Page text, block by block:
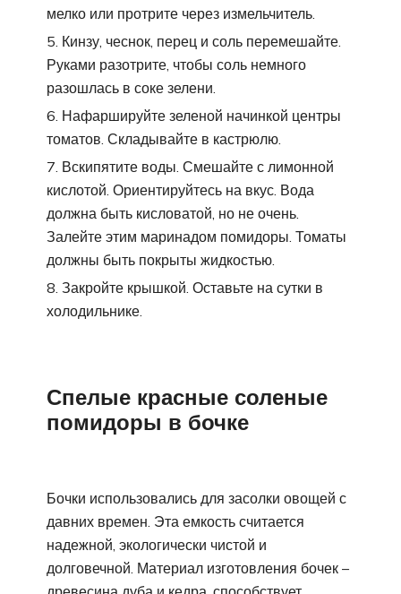
мелко или протрите через измельчитель.
Кинзу, чеснок, перец и соль перемешайте.
Руками разотрите, чтобы соль немного
разошлась в соке зелени.
Нафаршируйте зеленой начинкой центры
томатов. Складывайте в кастрюлю.
Вскипятите воды. Смешайте с лимонной
кислотой. Ориентируйтесь на вкус. Вода
должна быть кисловатой, но не очень.
Залейте этим маринадом помидоры. Томаты
должны быть покрыты жидкостью.
Закройте крышкой. Оставьте на сутки в
холодильнике.
Спелые красные соленые
помидоры в бочке
Бочки использовались для засолки овощей с
давних времен. Эта емкость считается
надежной, экологически чистой и
долговечной. Материал изготовления бочек –